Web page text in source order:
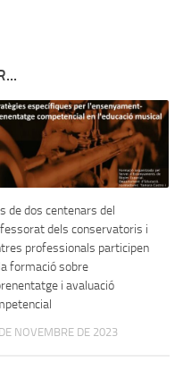
de dos centenars del
dels conservatoris i
professionals participen
formació sobre
i avaluació
NOVEMBRE DE 2023